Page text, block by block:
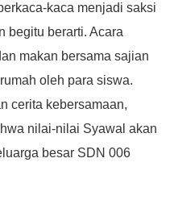
kaca menjadi saksi
begitu berarti. Acara
makan bersama sajian
oleh para siswa.
cerita kebersamaan,
nilai-nilai Syawal akan
besar SDN 006